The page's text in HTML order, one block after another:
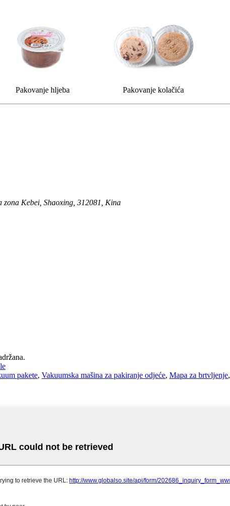
Pakovanje hljeba Pakovanje kolačića
zona Kebei, Shaoxing, 312081, Kina
pakete, Vakuumska mašina za pakiranje odjeće, Mapa za brtvljenje,